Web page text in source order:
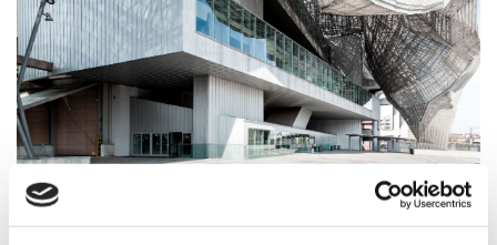
Eventi
Mostre
Rassegna stampa
Video
Novità dall’azienda
Normablok Più High Performance